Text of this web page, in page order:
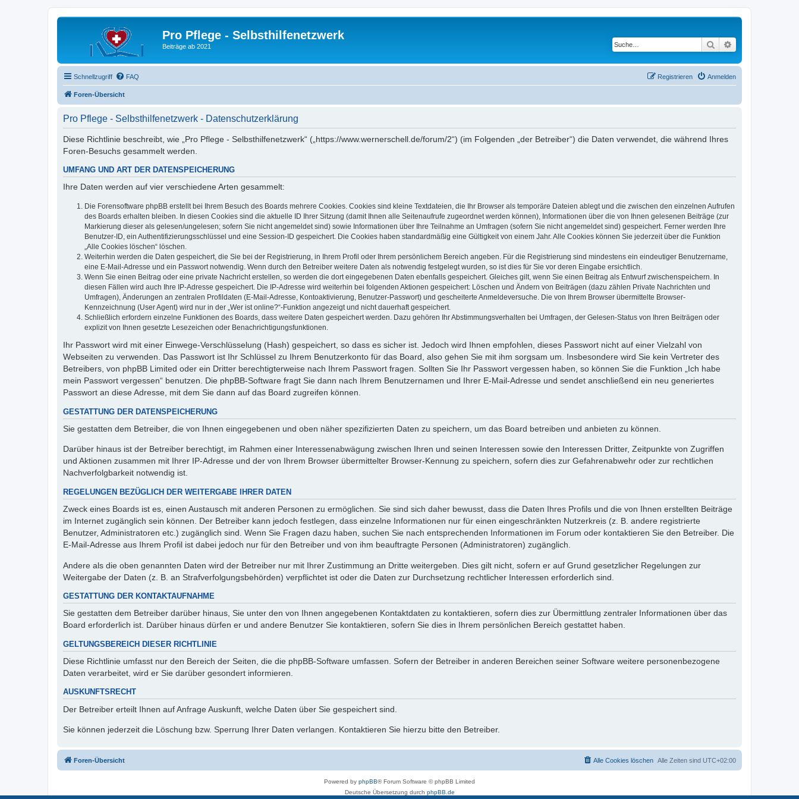
Pro Pflege - Selbsthilfenetzwerk
Beiträge ab 2021 Suche
Schnellzugriff FAQ Anmelden
Registrieren
Foren-Übersicht
Pro Pflege - Selbsthilfenetzwerk - Datenschutzerklärung
Diese Richtlinie beschreibt, wie „Pro Pflege - Selbsthilfenetzwerk“ („https://www.wernerschell.de/forum/2“) (im Folgenden „der Betreiber“) die Daten verwendet, die während Ihres
Foren-Besuchs gesammelt werden.
UMFANG UND ART DER DATENSPEICHERUNG
Ihre Daten werden auf vier verschiedene Arten gesammelt:
Die Forensoftware phpBB erstellt bei Ihrem Besuch des Boards mehrere Cookies. Cookies sind kleine Textdateien, die Ihr Browser als temporäre Dateien ablegt und die zwischen den einzelnen Aufrufen
des Boards erhalten bleiben. In diesen Cookies sind die aktuelle ID Ihrer Sitzung (damit Ihnen alle Seitenaufrufe zugeordnet werden können), Informationen über die von Ihnen gelesenen Beiträge (zur
Markierung dieser als gelesen/ungelesen; sofern Sie nicht angemeldet sind) sowie Informationen über Ihre Teilnahme an Umfragen (sofern Sie nicht angemeldet sind) gespeichert. Ferner werden Ihre
Benutzer-ID, ein Authentifizierungsschlüssel und eine Session-ID gespeichert. Die Cookies haben standardmäßig eine Gültigkeit von einem Jahr. Alle Cookies können Sie jederzeit über die Funktion
„Alle Cookies löschen“ löschen.
Weiterhin werden die Daten gespeichert, die Sie bei der Registrierung, in Ihrem Profil oder Ihrem persönlichem Bereich angeben. Für die Registrierung sind mindestens ein eindeutiger Benutzername,
eine E-Mail-Adresse und ein Passwort notwendig. Wenn durch den Betreiber weitere Daten als notwendig festgelegt wurden, so ist dies für Sie vor deren Eingabe ersichtlich.
Wenn Sie einen Beitrag oder eine private Nachricht erstellen, so werden die dort eingegebenen Daten ebenfalls gespeichert. Gleiches gilt, wenn Sie einen Beitrag als Entwurf zwischenspeichern. In
diesen Fällen wird auch Ihre IP-Adresse gespeichert. Die IP-Adresse wird weiterhin bei folgenden Aktionen gespeichert: Löschen und Ändern von Beiträgen (dazu zählen Private Nachrichten und
Umfragen), Änderungen an zentralen Profildaten (E-Mail-Adresse, Kontoaktivierung, Benutzer-Passwort) und gescheiterte Anmeldeversuche. Die von Ihrem Browser übermittelte Browser-
Kennzeichnung (User Agent) wird nur in der „Wer ist online?“-Funktion angezeigt und nicht dauerhaft gespeichert.
Schließlich erfordern einzelne Funktionen des Boards, dass weitere Daten gespeichert werden. Dazu gehören Ihr Abstimmungsverhalten bei Umfragen, der Gelesen-Status von Ihren Beiträgen oder
explizit von Ihnen gesetzte Lesezeichen oder Benachrichtigungsfunktionen.
Ihr Passwort wird mit einer Einwege-Verschlüsselung (Hash) gespeichert, so dass es sicher ist. Jedoch wird Ihnen empfohlen, dieses Passwort nicht auf einer Vielzahl von
Webseiten zu verwenden. Das Passwort ist Ihr Schlüssel zu Ihrem Benutzerkonto für das Board, also gehen Sie mit ihm sorgsam um. Insbesondere wird Sie kein Vertreter des
Betreibers, von phpBB Limited oder ein Dritter berechtigterweise nach Ihrem Passwort fragen. Sollten Sie Ihr Passwort vergessen haben, so können Sie die Funktion „Ich habe
mein Passwort vergessen“ benutzen. Die phpBB-Software fragt Sie dann nach Ihrem Benutzernamen und Ihrer E-Mail-Adresse und sendet anschließend ein neu generiertes
Passwort an diese Adresse, mit dem Sie dann auf das Board zugreifen können.
GESTATTUNG DER DATENSPEICHERUNG
Sie gestatten dem Betreiber, die von Ihnen eingegebenen und oben näher spezifizierten Daten zu speichern, um das Board betreiben und anbieten zu können.
Darüber hinaus ist der Betreiber berechtigt, im Rahmen einer Interessenabwägung zwischen Ihren und seinen Interessen sowie den Interessen Dritter, Zeitpunkte von Zugriffen
und Aktionen zusammen mit Ihrer IP-Adresse und der von Ihrem Browser übermittelter Browser-Kennung zu speichern, sofern dies zur Gefahrenabwehr oder zur rechtlichen
Nachverfolgbarkeit notwendig ist.
REGELUNGEN BEZÜGLICH DER WEITERGABE IHRER DATEN
Zweck eines Boards ist es, einen Austausch mit anderen Personen zu ermöglichen. Sie sind sich daher bewusst, dass die Daten Ihres Profils und die von Ihnen erstellten Beiträge
im Internet zugänglich sein können. Der Betreiber kann jedoch festlegen, dass einzelne Informationen nur für einen eingeschränkten Nutzerkreis (z. B. andere registrierte
Benutzer, Administratoren etc.) zugänglich sind. Wenn Sie Fragen dazu haben, suchen Sie nach entsprechenden Informationen im Forum oder kontaktieren Sie den Betreiber. Die
E-Mail-Adresse aus Ihrem Profil ist dabei jedoch nur für den Betreiber und von ihm beauftragte Personen (Administratoren) zugänglich.
Andere als die oben genannten Daten wird der Betreiber nur mit Ihrer Zustimmung an Dritte weitergeben. Dies gilt nicht, sofern er auf Grund gesetzlicher Regelungen zur
Weitergabe der Daten (z. B. an Strafverfolgungsbehörden) verpflichtet ist oder die Daten zur Durchsetzung rechtlicher Interessen erforderlich sind.
GESTATTUNG DER KONTAKTAUFNAHME
Sie gestatten dem Betreiber darüber hinaus, Sie unter den von Ihnen angegebenen Kontaktdaten zu kontaktieren, sofern dies zur Übermittlung zentraler Informationen über das
Board erforderlich ist. Darüber hinaus dürfen er und andere Benutzer Sie kontaktieren, sofern Sie dies in Ihrem persönlichen Bereich gestattet haben.
GELTUNGSBEREICH DIESER RICHTLINIE
Diese Richtlinie umfasst nur den Bereich der Seiten, die die phpBB-Software umfassen. Sofern der Betreiber in anderen Bereichen seiner Software weitere personenbezogene
Daten verarbeitet, wird er Sie darüber gesondert informieren.
AUSKUNFTSRECHT
Der Betreiber erteilt Ihnen auf Anfrage Auskunft, welche Daten über Sie gespeichert sind.
Sie können jederzeit die Löschung bzw. Sperrung Ihrer Daten verlangen. Kontaktieren Sie hierzu bitte den Betreiber.
Foren-Übersicht Alle Zeiten sind UTC+02:00
Alle Cookies löschen
Powered by phpBB® Forum Software © phpBB Limited
Deutsche Übersetzung durch phpBB.de